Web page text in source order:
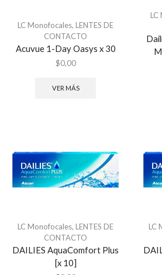
LC Monofocales, LENTES DE
CONTACTO
Acuvue 1-Day Oasys x 30
$0,00
VER MÁS
LC
LC Monofocales, LENTES DE
CONTACTO
DAILIES AquaComfort Plus
[x 10]
LC